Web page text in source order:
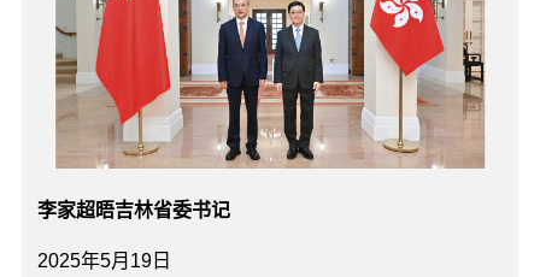
2025年5月19日
李家超晤吉林省委书记